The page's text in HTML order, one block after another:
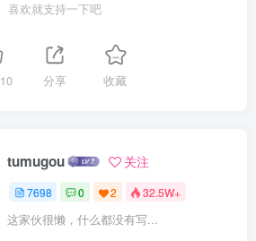
喜欢就支持一下吧
10 分享 收藏
tumugou 关注
7698 0 2 32.5W+
这家伙很懒，什么都没有写...